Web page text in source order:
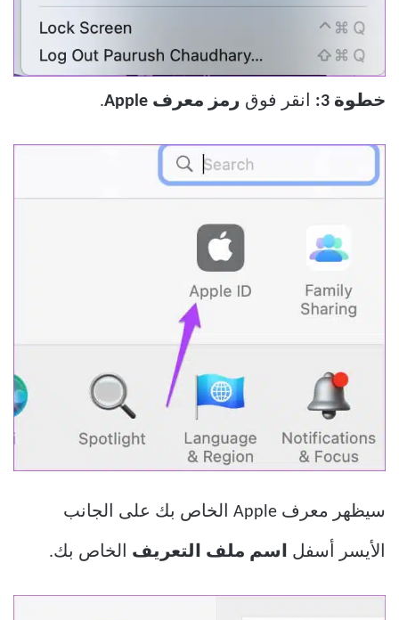
خطوة 3: انقر فوق رمز معرف Apple .
سيظهر معرف Apple الخاص بك على الجانب
الأيسر أسفل اسم ملف التعريف الخاص بك.